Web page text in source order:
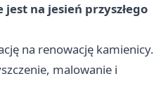
na jesień przyszłego
na renowację kamienicy.
malowanie i